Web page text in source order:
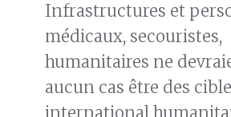
Infrastructures et
médicaux, secouristes,
humanitaires ne
aucun cas être des
international